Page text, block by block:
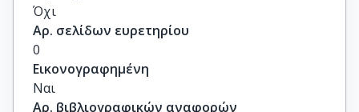
Όχι
Αρ. σελίδων ευρετηρίου
0
Εικονογραφημένη
Ναι
Αρ. βιβλιογραφικών αναφορών